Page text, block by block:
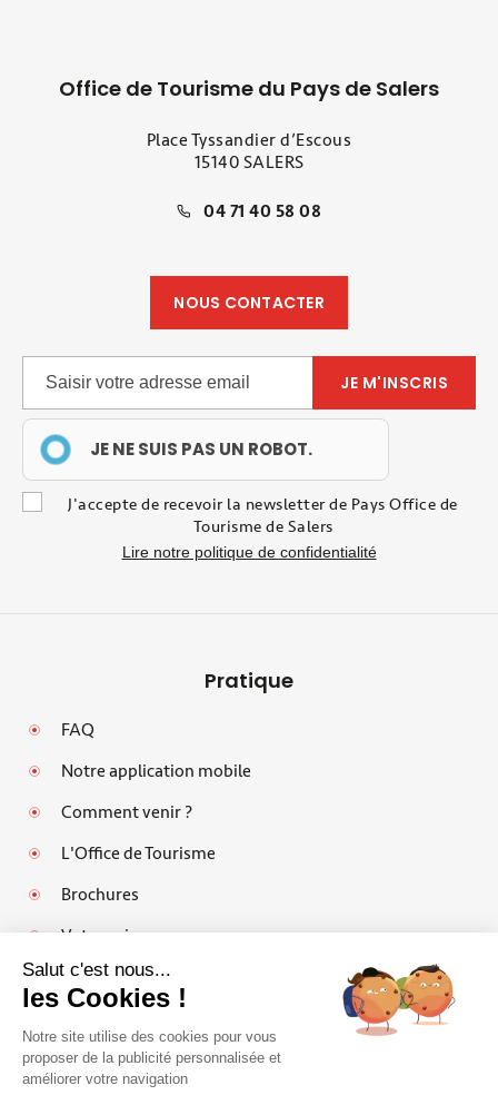
Office de Tourisme du Pays de Salers
Place Tyssandier d’Escous
15140 SALERS
04 71 40 58 08
NOUS CONTACTER
JE NE SUIS PAS UN ROBOT.
J'accepte de recevoir la newsletter de Pays Office de
Tourisme de Salers
Lire notre politique de confidentialité
Pratique
FAQ
Notre application mobile
Comment venir ?
L'Office de Tourisme
Brochures
Votre avis
Mentions légales
Politique de protection des données personnelles et cookies
Salut c'est nous...
les Cookies !
Notre site utilise des cookies pour vous
proposer de la publicité personnalisée et
améliorer votre navigation